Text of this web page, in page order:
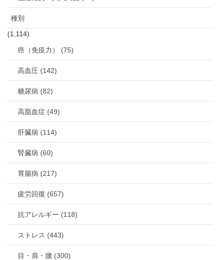
種別
(1,114)
癌（免疫力） (75)
高血圧 (142)
糖尿病 (82)
高脂血症 (49)
肝臓病 (114)
腎臓病 (60)
胃腸病 (217)
疲労回復 (657)
抗アレルギー (118)
ストレス (443)
目・肩・腰 (300)